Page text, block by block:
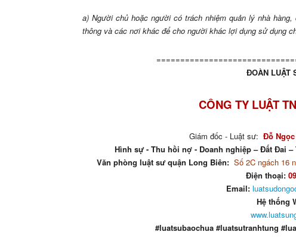
a) Người chủ hoặc người có trách nhiệm quản lý nhà
thông và các nơi khác để cho người khác lợi dụng sử dụng
ĐOÀN LUẬT
CÔNG TY LUẬT
Giám đốc - Luật sư: Đỗ
Hình sự - Thu hồi nợ - Doanh nghiệp – Đất Đai
Văn phòng luật sư quận Long Biên: Số 2C ngách 16
Điện thoại:
Email:
Hệ thống
#luatsubaochua #luatsutranhtung